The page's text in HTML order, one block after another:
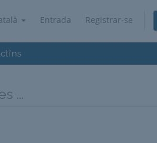
Entrada Registrar-se
...